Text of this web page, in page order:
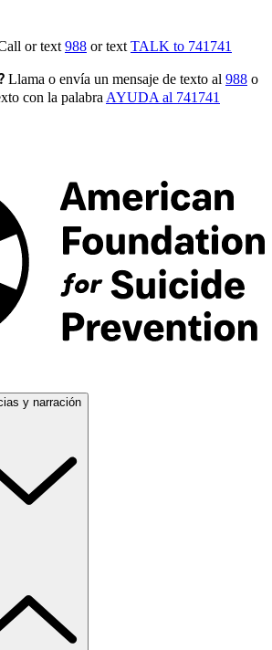
or text 988 or text TALK to 741741
Llama o envía un mensaje de texto al 988 o
con la palabra AYUDA al 741741
y narración